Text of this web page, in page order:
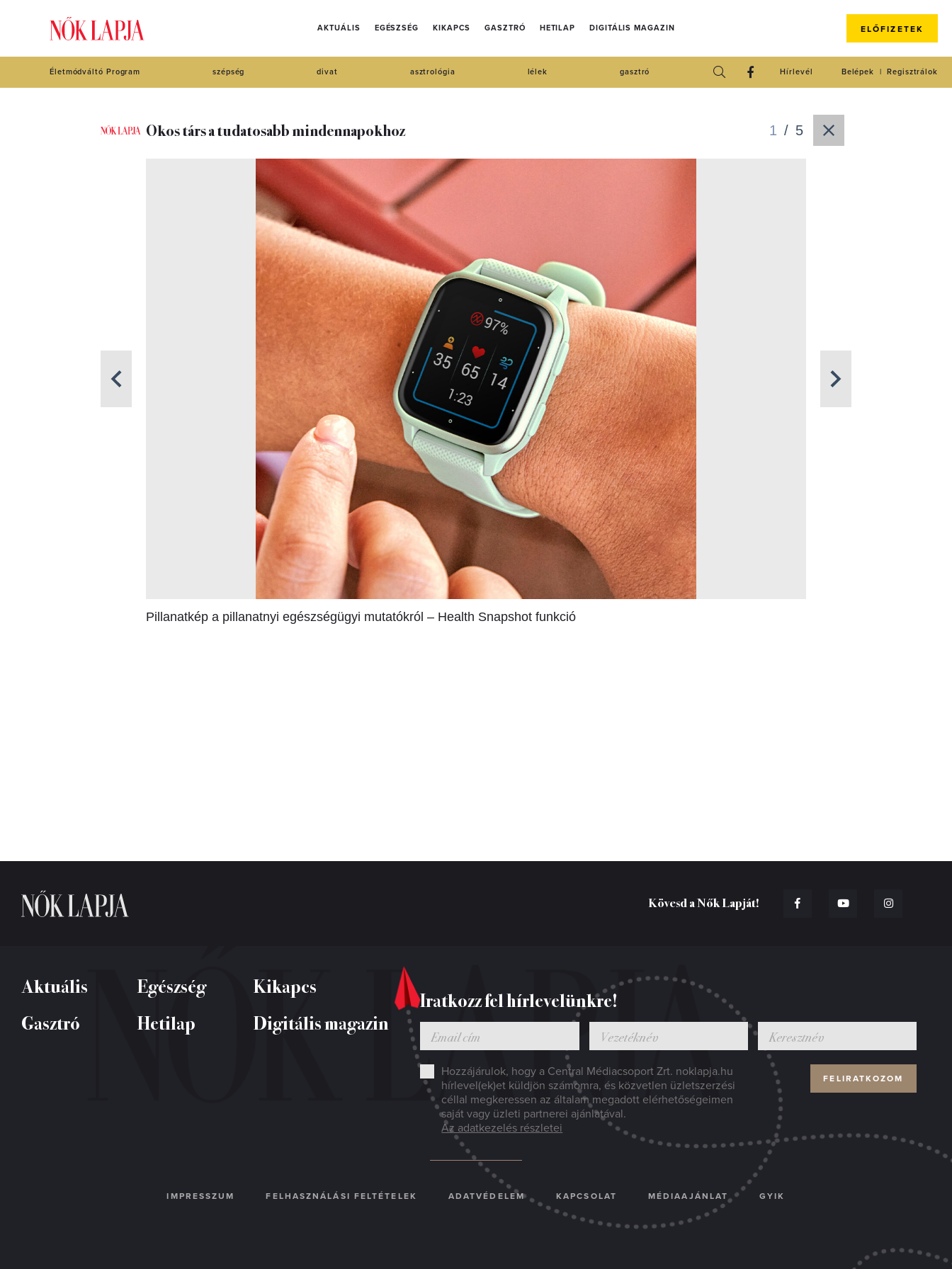
AKTUÁLIS EGÉSZSÉG KIKAPCS GASZTRÓ HETILAP DIGITÁLIS MAGAZIN ELŐFIZETEK
Életmódváltó Program szépség divat asztrológia lélek gasztró Regisztrálok
Belépek
Hírlevél
Okos társ a tudatosabb mindennapokhoz 1 / 5
Pillanatkép a pillanatnyi egészségügyi mutatókról – Health Snapshot funkció
Kövesd a Nők Lapját!
Aktuális Egészség
Kikapcs
Gasztró
Hetilap Digitális magazin
Iratkozz fel hírlevelünkre!
Hozzájárulok, hogy a Central Médiacsoport Zrt. noklapja.hu
hírlevel(ek)et küldjön számomra, és közvetlen üzletszerzési
céllal megkeressen az általam megadott elérhetőségeimen
saját vagy üzleti partnerei ajánlatával.
Az adatkezelés részletei
IMPRESSZUM FELHASZNÁLÁSI FELTÉTELEK ADATVÉDELEM KAPCSOLAT MÉDIAAJÁNLAT GYIK